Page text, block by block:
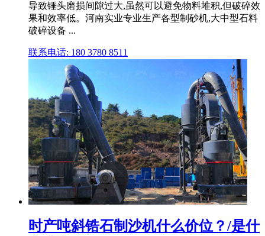
导致锤头磨损间隙过大,虽然可以避免物料堆积,但破碎效
果和效率低。河南实业专业生产各型制砂机,大中型石料
破碎设备 ...
联系电话: 180 3780 8511
时产吨斜锆石制沙机什么价位？/是什